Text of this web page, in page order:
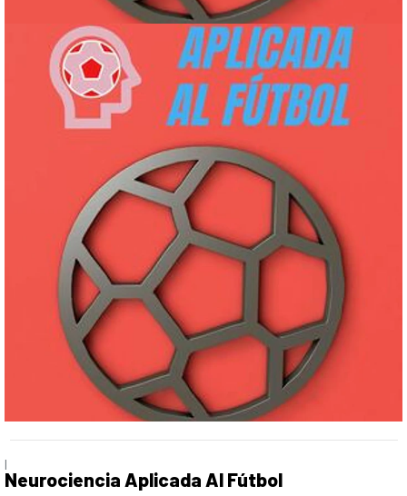
|
Neurociencia Aplicada Al Fútbol